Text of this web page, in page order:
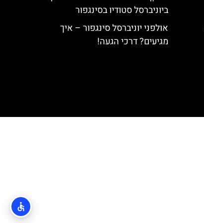
ביוניברסל סטודיו בסינגפור
אולפני יוניברסל סינגפור – איך
מגיעים? דרכי הגעה!